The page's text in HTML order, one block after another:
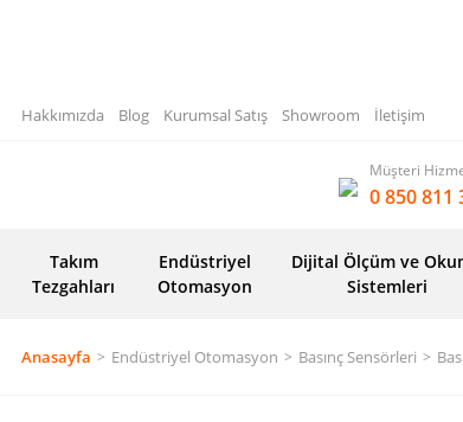
Hakkımızda Blog Kurumsal Satış Showroom İletişim
Müşteri
0 850 811
Takım
Tezgahları
Endüstriyel
Otomasyon
Dijital Ölçüm ve
Sistemleri
Anasayfa Endüstriyel Otomasyon Basınç Sensörleri